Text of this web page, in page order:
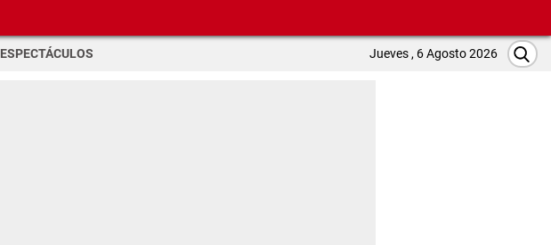
ESPECTÁCULOS Jueves , 6 Agosto 2026